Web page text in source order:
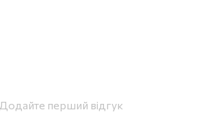
Додайте перший відгук